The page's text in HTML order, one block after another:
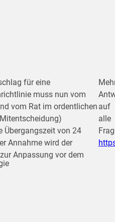
für eine
muss nun vom
vom Rat im ordentlichen
Übergangszeit von 24
Annahme wird der
Anpassung vor dem
auf
alle